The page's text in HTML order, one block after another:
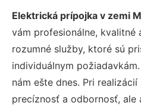
Elektrická prípojka v zemi
vám profesionálne, kvalitné
rozumné služby, ktoré sú
individuálnym
nám ešte dnes. Pri
precíznosť a odbornosť, ale